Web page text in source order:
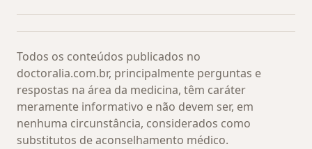
Todos os conteúdos publicados no
doctoralia.com.br, principalmente perguntas e
respostas na área da medicina, têm caráter
meramente informativo e não devem ser, em
nenhuma circunstância, considerados como
substitutos de aconselhamento médico.